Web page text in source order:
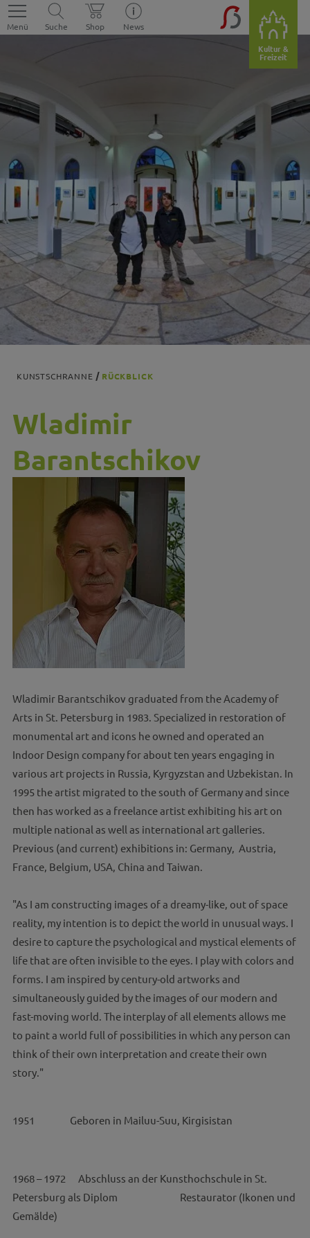
Menü Suche Shop
News
Kultur &
Freizeit
KUNSTSCHRANNE RÜCKBLICK
Wladimir
Barantschikov
Wladimir Barantschikov graduated from the Academy of
Arts in St. Petersburg in 1983. Specialized in restoration of
monumental art and icons he owned and operated an
Indoor Design company for about ten years engaging in
various art projects in Russia, Kyrgyzstan and Uzbekistan. In
1995 the artist migrated to the south of Germany and since
then has worked as a freelance artist exhibiting his art on
multiple national as well as international art galleries.
Previous (and current) exhibitions in: Germany, Austria,
France, Belgium, USA, China and Taiwan.
"As I am constructing images of a dreamy-like, out of space
reality, my intention is to depict the world in unusual ways. I
desire to capture the psychological and mystical elements of
life that are often invisible to the eyes. I play with colors and
forms. I am inspired by century-old artworks and
simultaneously guided by the images of our modern and
fast-moving world. The interplay of all elements allows me
to paint a world full of possibilities in which any person can
think of their own interpretation and create their own
story."
1951 Geboren in Mailuu-Suu, Kirgisistan
1968 – 1972 Abschluss an der Kunsthochschule in St.
Petersburg als Diplom Restaurator (Ikonen und
Gemälde)